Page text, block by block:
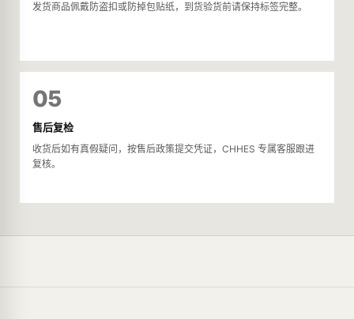
发货商品佩戴防盗扣或防掉包贴纸，到货验货前请保持标签完整。
05
售后复检
收货后如有真假疑问，按售后政策提交凭证，CHHES 专属客服跟进
复核。